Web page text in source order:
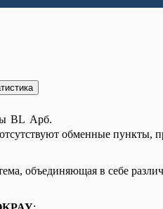
BL Арб.
обменные пункты,
объединяющая в себе